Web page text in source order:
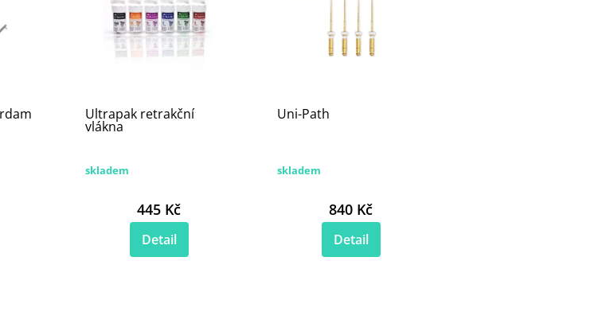
Ultrapak retrakční
vlákna
skladem
445 Kč
Detail
Uni-Path
skladem
840 Kč
Detail